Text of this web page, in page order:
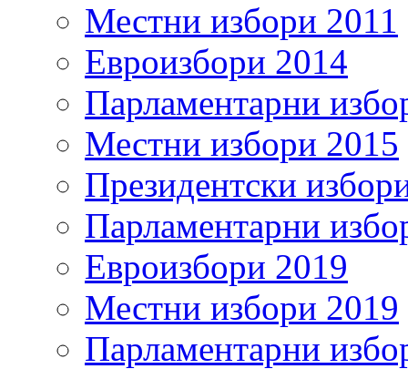
Местни избори 2011
Евроизбори 2014
Парламентарни
Местни избори 2015
Президентски
Парламентарни
Евроизбори 2019
Местни избори 2019
Парламентарни